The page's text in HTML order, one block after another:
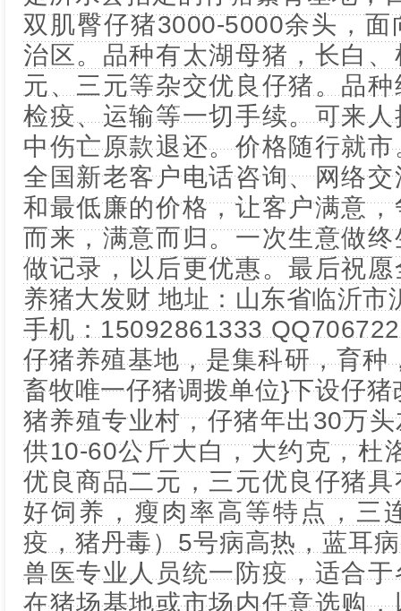
双肌臀仔猪3000-5000余头，
治区。品种有太湖母猪，长白
元、三元等杂交优良仔猪。品
检疫、运输等一切手续。可来
中伤亡原款退还。价格随行就
全国新老客户电话咨询、网络
和最低廉的价格，让客户满意
而来，满意而归。一次生意做
做记录，以后更优惠。最后祝
养猪大发财 地址：山东省临沂市
手机：15092861333
仔猪养殖基地，是集科研，育种
畜牧唯一仔猪调拨单位}下设仔
猪养殖专业村，仔猪年出30万
供10-60公斤大白，大约克，杜
优良商品二元，三元优良仔猪
好饲养，瘦肉率高等特点，三
疫，猪丹毒）5号病高热，蓝耳
兽医专业人员统一防疫，适合
在猪场基地或市场内任意选购